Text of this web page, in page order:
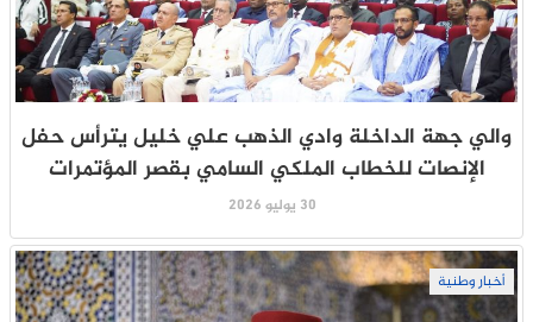
والي جهة الداخلة وادي الذهب علي خليل يترأس حفل
الإنصات للخطاب الملكي السامي بقصر المؤتمرات
30 يوليو 2026
أخبار وطنية